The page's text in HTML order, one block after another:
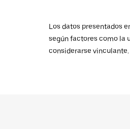
Los datos presentados
según factores como la
considerarse vinculante.